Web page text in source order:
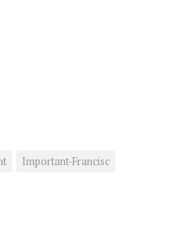
Important-Francisc